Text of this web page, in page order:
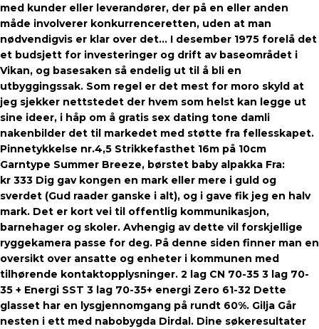
med kunder eller leverandører, der på en eller anden
måde involverer konkurrenceretten, uden at man
nødvendigvis er klar over det… I desember 1975 forelå det
et budsjett for investeringer og drift av baseområdet i
Vikan, og basesaken så endelig ut til å bli en
utbyggingssak. Som regel er det mest for moro skyld at
jeg sjekker nettstedet der hvem som helst kan legge ut
sine ideer, i håp om å gratis sex dating tone damli
nakenbilder det til markedet med støtte fra fellesskapet.
Pinnetykkelse nr.4,5 Strikkefasthet 16m på 10cm
Garntype Summer Breeze, børstet baby alpakka Fra:
kr 333 Dig gav kongen en mark eller mere i guld og
sverdet (Gud raader ganske i alt), og i gave fik jeg en halv
mark. Det er kort vei til offentlig kommunikasjon,
barnehager og skoler. Avhengig av dette vil forskjellige
ryggekamera passe for deg. På denne siden finner man en
oversikt over ansatte og enheter i kommunen med
tilhørende kontaktopplysninger. 2 lag CN 70-35 3 lag 70-
35 + Energi SST 3 lag 70-35+ energi Zero 61-32 Dette
glasset har en lysgjennomgang på rundt 60%. Gilja Går
nesten i ett med nabobygda Dirdal. Dine søkeresultater